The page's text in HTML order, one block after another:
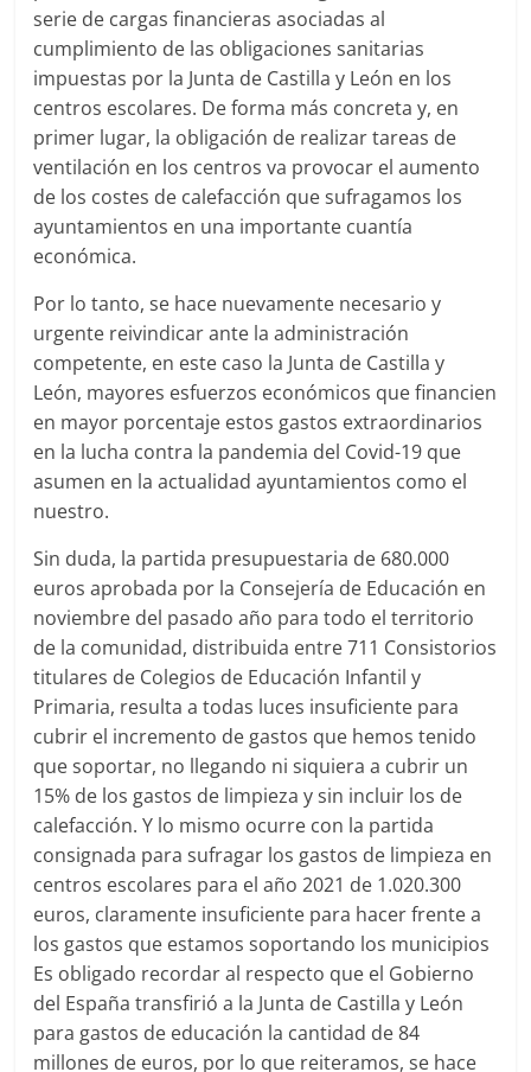
serie de cargas financieras asociadas al
cumplimiento de las obligaciones sanitarias
impuestas por la Junta de Castilla y León en los
centros escolares. De forma más concreta y, en
primer lugar, la obligación de realizar tareas de
ventilación en los centros va provocar el aumento
de los costes de calefacción que sufragamos los
ayuntamientos en una importante cuantía
económica.
Por lo tanto, se hace nuevamente necesario y
urgente reivindicar ante la administración
competente, en este caso la Junta de Castilla y
León, mayores esfuerzos económicos que financien
en mayor porcentaje estos gastos extraordinarios
en la lucha contra la pandemia del Covid-19 que
asumen en la actualidad ayuntamientos como el
nuestro.
Sin duda, la partida presupuestaria de 680.000
euros aprobada por la Consejería de Educación en
noviembre del pasado año para todo el territorio
de la comunidad, distribuida entre 711 Consistorios
titulares de Colegios de Educación Infantil y
Primaria, resulta a todas luces insuficiente para
cubrir el incremento de gastos que hemos tenido
que soportar, no llegando ni siquiera a cubrir un
15% de los gastos de limpieza y sin incluir los de
calefacción. Y lo mismo ocurre con la partida
consignada para sufragar los gastos de limpieza en
centros escolares para el año 2021 de 1.020.300
euros, claramente insuficiente para hacer frente a
los gastos que estamos soportando los municipios
Es obligado recordar al respecto que el Gobierno
del España transfirió a la Junta de Castilla y León
para gastos de educación la cantidad de 84
millones de euros, por lo que reiteramos, se hace